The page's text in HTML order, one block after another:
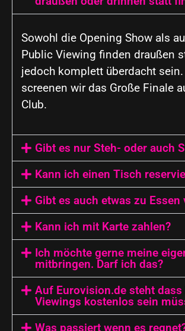
Sowohl die Opening Show als
Public Viewing finden draußen
jedoch komplett überdacht
screenen wir das Große Finale
Club.
Gibt es nur Steh- oder auch
Kann ich einen Tisch
Gibt es auch etwas zu Essen
Kann ich mit Karte zahlen?
Ich möchte gerne meine
mitbringen. Darf ich das?
Auf Eurovision.de steht
Viewings kostenlos sein
Was passiert wenn es